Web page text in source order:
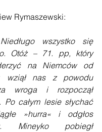
Rymaszewski:
wszystko się
Otóż – 71. pp, który
na Niemców od
wziął nas z powodu
wroga i rozpoczął
Po całym lesie słychać
»hurra« i odgłos
Mineyko pobiegł